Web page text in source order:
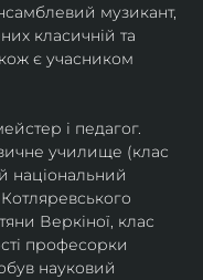
музикант,
класичній та
є учасником
і педагог.
училище (клас
національний
Веркіної, клас
професорки
науковий